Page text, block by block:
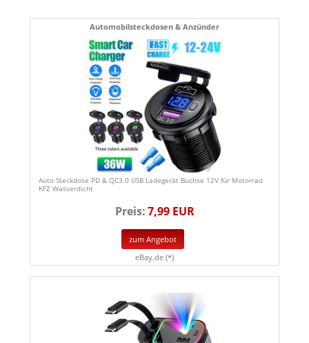
Automobilsteckdosen & Anzünder
Auto Steckdose PD & QC3.0 USB Ladegerät Buchse 12V für Motorrad
KFZ Wasserdicht
Preis:7,99 EUR
zum Angebot
eBay.de (*)